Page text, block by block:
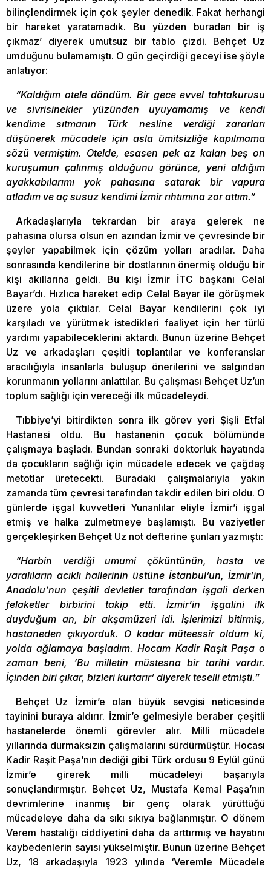
bilinçlendirmek için çok şeyler denedik. Fakat herhangi
bir hareket yaratamadık. Bu yüzden buradan bir iş
çıkmaz’ diyerek umutsuz bir tablo çizdi. Behçet Uz
umduğunu bulamamıştı. O gün geçirdiği geceyi ise şöyle
anlatıyor:
“Kaldığım otele döndüm. Bir gece evvel tahtakurusu
ve sivrisinekler yüzünden uyuyamamış ve kendi
kendime sıtmanın Türk nesline verdiği zararları
düşünerek mücadele için asla ümitsizliğe kapılmama
sözü vermiştim. Otelde, esasen pek az kalan beş on
kuruşumun çalınmış olduğunu görünce, yeni aldığım
ayakkabılarımı yok pahasına satarak bir vapura
atladım ve aç susuz kendimi İzmir rıhtımına zor attım.”
Arkadaşlarıyla tekrardan bir araya gelerek ne
pahasına olursa olsun en azından İzmir ve çevresinde bir
şeyler yapabilmek için çözüm yolları aradılar. Daha
sonrasında kendilerine bir dostlarının önermiş olduğu bir
kişi akıllarına geldi. Bu kişi İzmir İTC başkanı Celal
Bayar’dı. Hızlıca hareket edip Celal Bayar ile görüşmek
üzere yola çıktılar. Celal Bayar kendilerini çok iyi
karşıladı ve yürütmek istedikleri faaliyet için her türlü
yardımı yapabileceklerini aktardı. Bunun üzerine Behçet
Uz ve arkadaşları çeşitli toplantılar ve konferanslar
aracılığıyla insanlarla buluşup önerilerini ve salgından
korunmanın yollarını anlattılar. Bu çalışması Behçet Uz’un
toplum sağlığı için vereceği ilk mücadeleydi.
Tıbbiye’yi bitirdikten sonra ilk görev yeri Şişli Etfal
Hastanesi oldu. Bu hastanenin çocuk bölümünde
çalışmaya başladı. Bundan sonraki doktorluk hayatında
da çocukların sağlığı için mücadele edecek ve çağdaş
metotlar üretecekti. Buradaki çalışmalarıyla yakın
zamanda tüm çevresi tarafından takdir edilen biri oldu. O
günlerde işgal kuvvetleri Yunanlılar eliyle İzmir’i işgal
etmiş ve halka zulmetmeye başlamıştı. Bu vaziyetler
gerçekleşirken Behçet Uz not defterine şunları yazmıştı:
“Harbin verdiği umumi çöküntünün, hasta ve
yaralıların acıklı hallerinin üstüne İstanbul’un, İzmir’in,
Anadolu’nun çeşitli devletler tarafından işgali derken
felaketler birbirini takip etti. İzmir’in işgalini ilk
duyduğum an, bir akşamüzeri idi. İşlerimizi bitirmiş,
hastaneden çıkıyorduk. O kadar müteessir oldum ki,
yolda ağlamaya başladım. Hocam Kadir Raşit Paşa o
zaman beni, ‘Bu milletin müstesna bir tarihi vardır.
İçinden biri çıkar, bizleri kurtarır’ diyerek teselli etmişti.”
Behçet Uz İzmir’e olan büyük sevgisi neticesinde
tayinini buraya aldırır. İzmir’e gelmesiyle beraber çeşitli
hastanelerde önemli görevler alır. Milli mücadele
yıllarında durmaksızın çalışmalarını sürdürmüştür. Hocası
Kadir Raşit Paşa’nın dediği gibi Türk ordusu 9 Eylül günü
İzmir’e girerek milli mücadeleyi başarıyla
sonuçlandırmıştır. Behçet Uz, Mustafa Kemal Paşa’nın
devrimlerine inanmış bir genç olarak yürüttüğü
mücadeleye daha da sıkı sıkıya bağlanmıştır. O dönem
Verem hastalığı ciddiyetini daha da arttırmış ve hayatını
kaybedenlerin sayısı yükselmiştir. Bunun üzerine Behçet
Uz, 18 arkadaşıyla 1923 yılında ‘Veremle Mücadele